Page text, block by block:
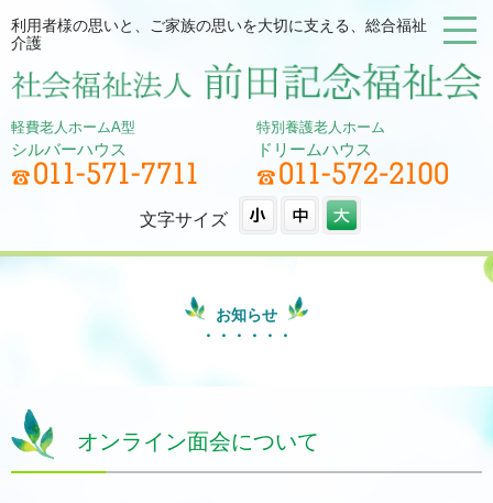
利用者様の思いと、ご家族の思いを大切に支える、総合福祉
介護
軽費老人ホームA型
シルバーハウス
特別養護老人ホーム
ドリームハウス
文字サイズ
お知らせ
オンライン面会について